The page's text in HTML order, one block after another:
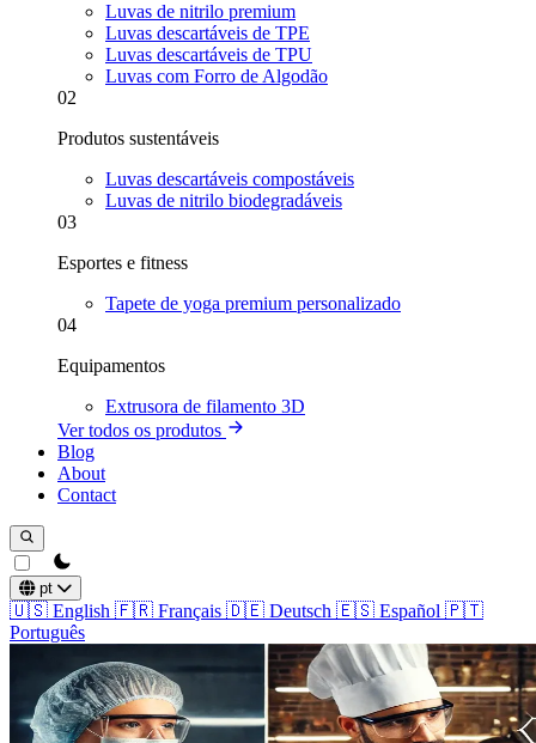
Luvas de nitrilo premium
Luvas descartáveis de TPE
Luvas descartáveis de TPU
Luvas com Forro de Algodão
02
Produtos sustentáveis
Luvas descartáveis compostáveis
Luvas de nitrilo biodegradáveis
03
Esportes e fitness
Tapete de yoga premium personalizado
04
Equipamentos
Extrusora de filamento 3D
Ver todos os produtos
Blog
About
Contact
theme switcher
pt
🇺🇸 English 🇫🇷 Français 🇩🇪 Deutsch 🇪🇸 Español 🇵🇹
Português